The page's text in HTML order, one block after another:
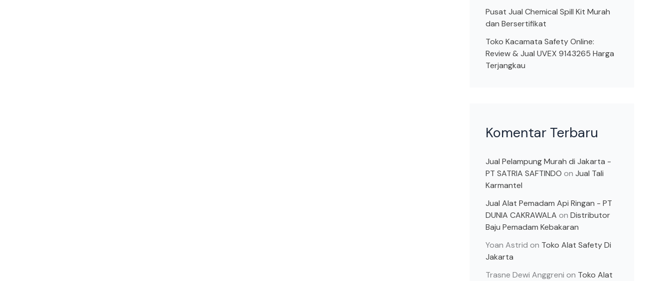
Pusat Jual Chemical Spill Kit Murah
dan Bersertifikat
Toko Kacamata Safety Online:
Review & Jual UVEX 9143265 Harga
Terjangkau
Komentar Terbaru
Jual Pelampung Murah di Jakarta -
PT SATRIA SAFTINDO on Jual Tali
Karmantel
Jual Alat Pemadam Api Ringan - PT
DUNIA CAKRAWALA on Distributor
Baju Pemadam Kebakaran
Yoan Astrid on Toko Alat Safety Di
Jakarta
Trasne Dewi Anggreni on Toko Alat